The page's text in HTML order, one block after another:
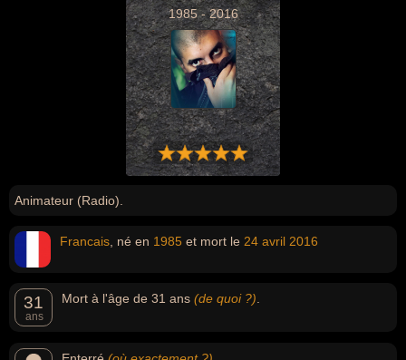
1985 - 2016
Animateur (Radio).
Francais , né en 1985 et mort le 24 avril 2016
31
ans
Mort à l'âge de 31 ans (de quoi ?)